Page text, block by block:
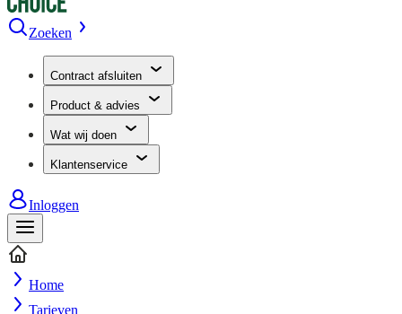
Zoeken
Contract afsluiten
Product & advies
Wat wij doen
Klantenservice
Inloggen
Home
Tarieven